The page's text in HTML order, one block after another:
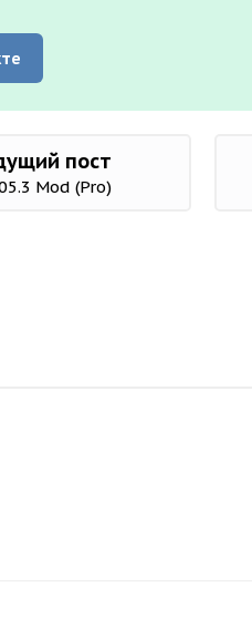
пост
Mod (Pro)